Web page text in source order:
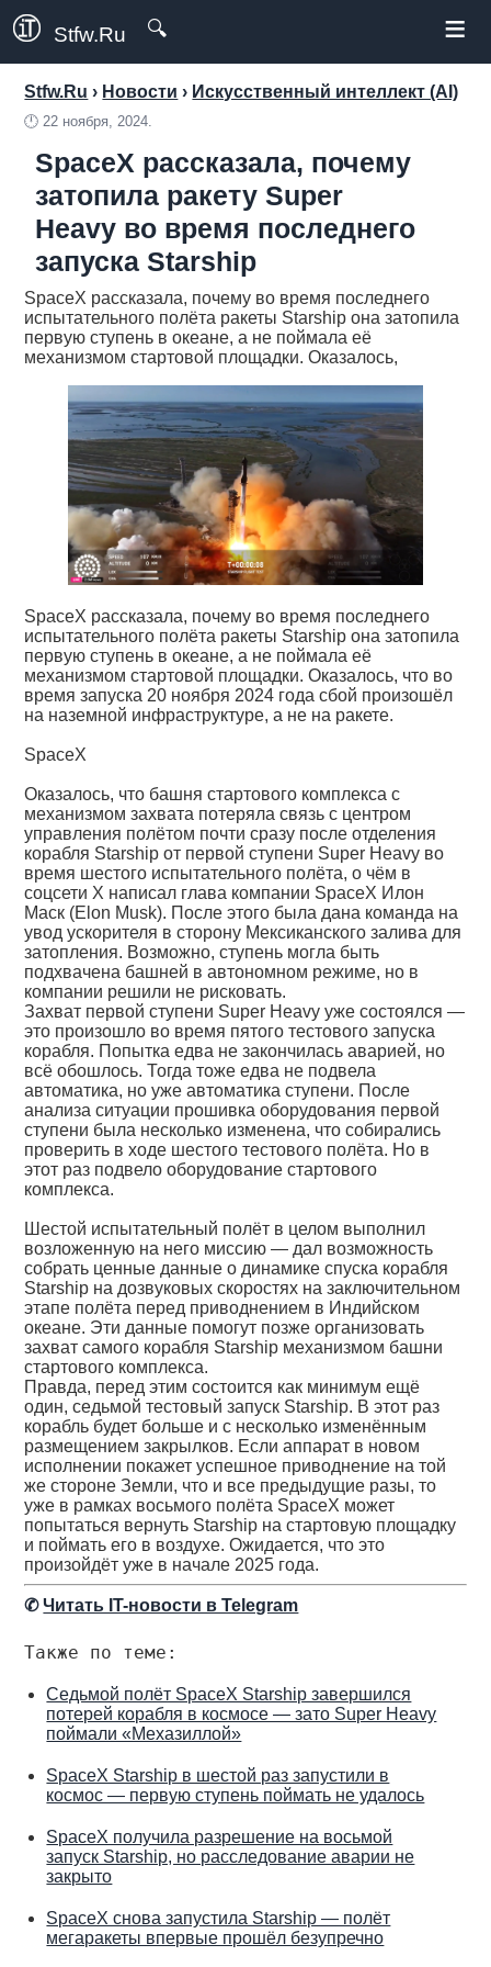
Stfw.Ru 🔍 ≡
Stfw.Ru › Новости › Искусственный интеллект (AI)
🕛22 ноября, 2024.
SpaceX рассказала, почему
затопила ракету Super
Heavy во время последнего
запуска Starship
SpaceX рассказала, почему во время последнего
испытательного полёта ракеты Starship она затопила
первую ступень в океане, а не поймала её
механизмом стартовой площадки. Оказалось,
SpaceX рассказала, почему во время последнего
испытательного полёта ракеты Starship она затопила
первую ступень в океане, а не поймала её
механизмом стартовой площадки. Оказалось, что во
время запуска 20 ноября 2024 года сбой произошёл
на наземной инфраструктуре, а не на ракете.
SpaceX
Оказалось, что башня стартового комплекса с
механизмом захвата потеряла связь с центром
управления полётом почти сразу после отделения
корабля Starship от первой ступени Super Heavy во
время шестого испытательного полёта, о чём в
соцсети X написал глава компании SpaceX Илон
Маск (Elon Musk). После этого была дана команда на
увод ускорителя в сторону Мексиканского залива для
затопления. Возможно, ступень могла быть
подхвачена башней в автономном режиме, но в
компании решили не рисковать.
Захват первой ступени Super Heavy уже состоялся —
это произошло во время пятого тестового запуска
корабля. Попытка едва не закончилась аварией, но
всё обошлось. Тогда тоже едва не подвела
автоматика, но уже автоматика ступени. После
анализа ситуации прошивка оборудования первой
ступени была несколько изменена, что собирались
проверить в ходе шестого тестового полёта. Но в
этот раз подвело оборудование стартового
комплекса.
Шестой испытательный полёт в целом выполнил
возложенную на него миссию — дал возможность
собрать ценные данные о динамике спуска корабля
Starship на дозвуковых скоростях на заключительном
этапе полёта перед приводнением в Индийском
океане. Эти данные помогут позже организовать
захват самого корабля Starship механизмом башни
стартового комплекса.
Правда, перед этим состоится как минимум ещё
один, седьмой тестовый запуск Starship. В этот раз
корабль будет больше и с несколько изменённым
размещением закрылков. Если аппарат в новом
исполнении покажет успешное приводнение на той
же стороне Земли, что и все предыдущие разы, то
уже в рамках восьмого полёта SpaceX может
попытаться вернуть Starship на стартовую площадку
и поймать его в воздухе. Ожидается, что это
произойдёт уже в начале 2025 года.
✆Читать IT-новости в Telegram
Также по теме:
Седьмой полёт SpaceX Starship завершился
потерей корабля в космосе — зато Super Heavy
поймали «Мехазиллой»
SpaceX Starship в шестой раз запустили в
космос — первую ступень поймать не удалось
SpaceX получила разрешение на восьмой
запуск Starship, но расследование аварии не
закрыто
SpaceX снова запустила Starship — полёт
мегаракеты впервые прошёл безупречно